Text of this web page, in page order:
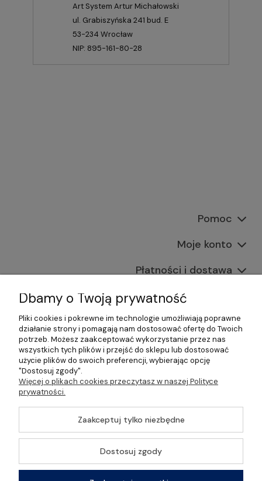
Art System Artur Michałowski
ul. Grabiszyńska 241 bud. E
53-234 Wrocław
NIP: 895-161-80-28
Pomoc
Moje konto
Płatności i dostawa
Informacje
O nas
©2026 Wszelkie Prawa Zastrzeżone | Gastrosklep |
Wyposażenie gastronomii, restauracji oraz barów
Szablon Master byEcommercy
Pokaż pełną wersję strony
Dbamy o Twoją prywatność
Pliki cookies i pokrewne im technologie umożliwiają poprawne
działanie strony i pomagają nam dostosować ofertę do Twoich
potrzeb. Możesz zaakceptować wykorzystanie przez nas
wszystkich tych plików i przejść do sklepu lub dostosować
użycie plików do swoich preferencji, wybierając opcję
"Dostosuj zgody".
Więcej o plikach cookies przeczytasz w naszej Polityce
prywatności.
Zaakceptuj tylko niezbędne
Dostosuj zgody